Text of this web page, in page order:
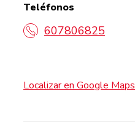
Teléfonos
607806825
Localizar en Google Maps